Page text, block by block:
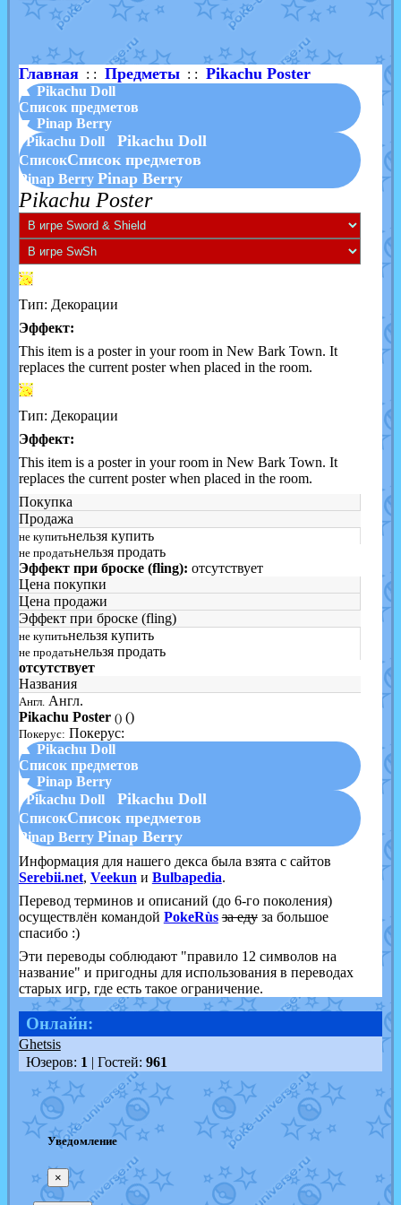
Shadow mismagiusотJOK_julia
в фанарте.
художникот vicavicaв фанарте.
Главная: : Предметы: : Pikachu Poster
▲ Pikachu Doll
Список предметов
▼ Pinap Berry
Pikachu Doll
Pikachu Doll
СписокСписок предметов
Pinap Berry Pinap Berry
Pikachu Poster
Тип: Декорации
Эффект:
This item is a poster in your room in New Bark Town. It
replaces the current poster when placed in the room.
Тип: Декорации
Эффект:
This item is a poster in your room in New Bark Town. It
replaces the current poster when placed in the room.
Покупка
Продажа
не купитьнельзя купить
не продатьнельзя продать
Эффект при броске (fling): отсутствует
Цена покупки
Цена продажи
Эффект при броске (fling)
не купитьнельзя купить
не продатьнельзя продать
отсутствует
Названия
Англ. Англ.
Pikachu Poster () ()
Покерус: Покерус:
▲ Pikachu Doll
Список предметов
▼ Pinap Berry
Pikachu Doll
Pikachu Doll
СписокСписок предметов
Pinap Berry Pinap Berry
Информация для нашего декса была взята с сайтов
Serebii.net, Veekun и Bulbapedia.
Перевод терминов и описаний (до 6-го поколения)
осуществлён командой PokeRùs за едуза большое
спасибо :)
Эти переводы соблюдают "правило 12 символов на
название" и пригодны для использования в переводах
старых игр, где есть такое ограничение.
Онлайн:
Ghetsis
Юзеров: 1 | Гостей: 961
Уведомление
×